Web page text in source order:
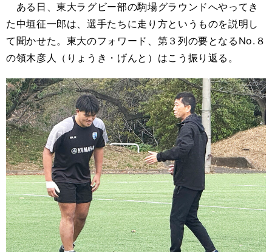
ある日、東大ラグビー部の駒場グラウンドへやってき
た中垣征一郎は、選手たちに走り方というものを説明し
て聞かせた。東大のフォワード、第３列の要となるNo.８
の領木彦人（りょうき・げんと）はこう振り返る。